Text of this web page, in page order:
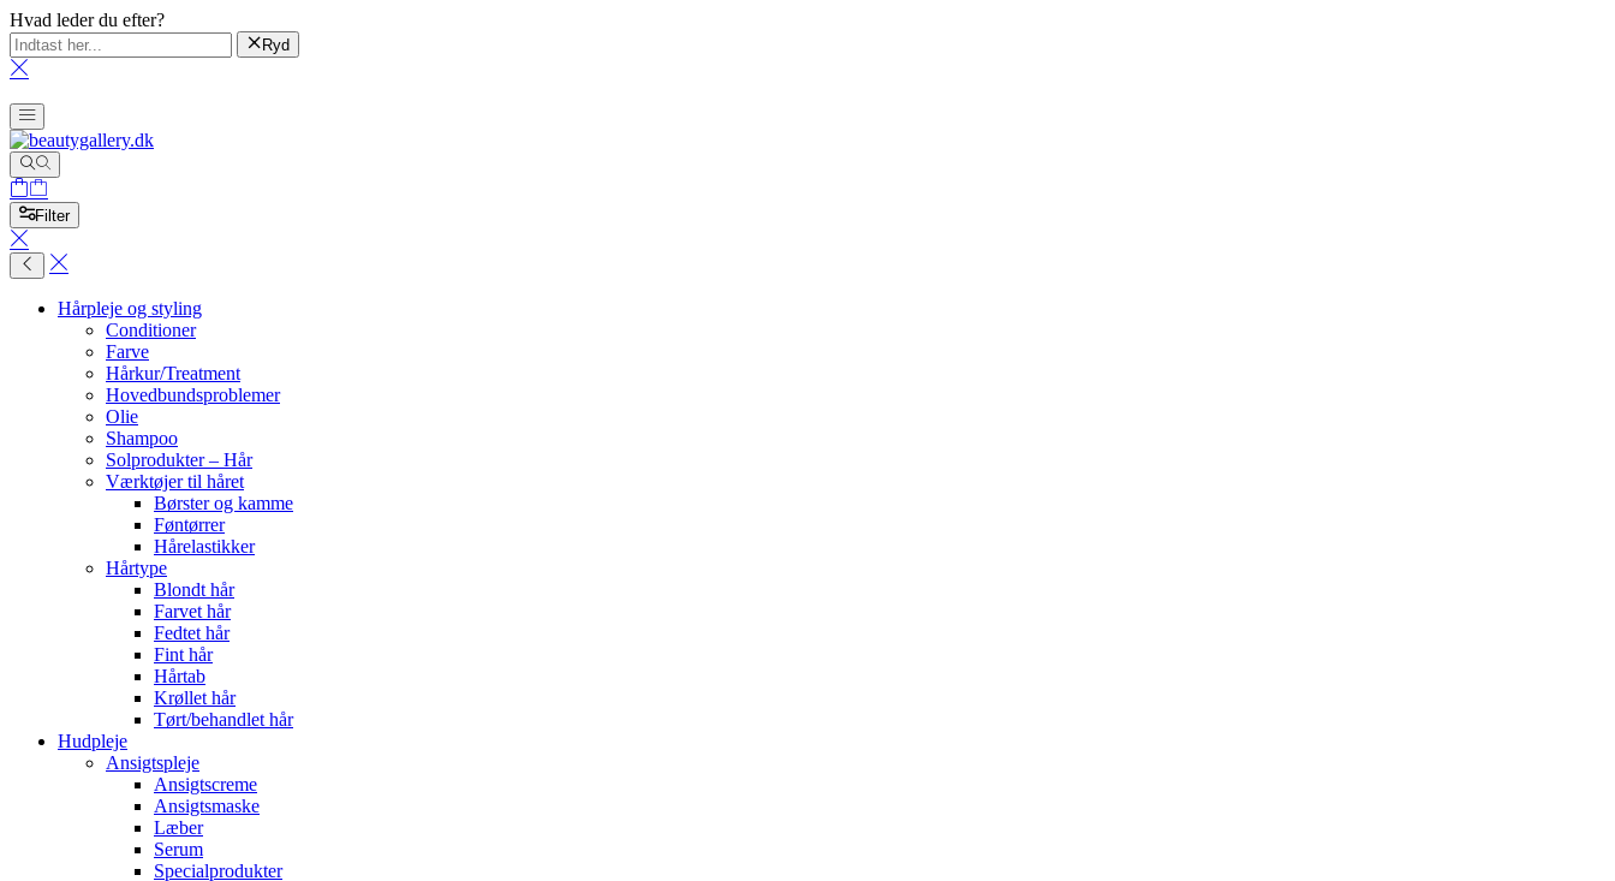
Hvad leder du efter?
Ryd
Filter
Hårpleje og styling
Conditioner
Farve
Hårkur/Treatment
Hovedbundsproblemer
Olie
Shampoo
Solprodukter – Hår
Værktøjer til håret
Børster og kamme
Føntørrer
Hårelastikker
Hårtype
Blondt hår
Farvet hår
Fedtet hår
Fint hår
Hårtab
Krøllet hår
Tørt/behandlet hår
Hudpleje
Ansigtspleje
Ansigtscreme
Ansigtsmaske
Læber
Serum
Specialprodukter